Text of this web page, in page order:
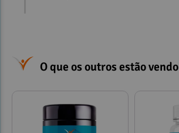
O que os outros estão vendo